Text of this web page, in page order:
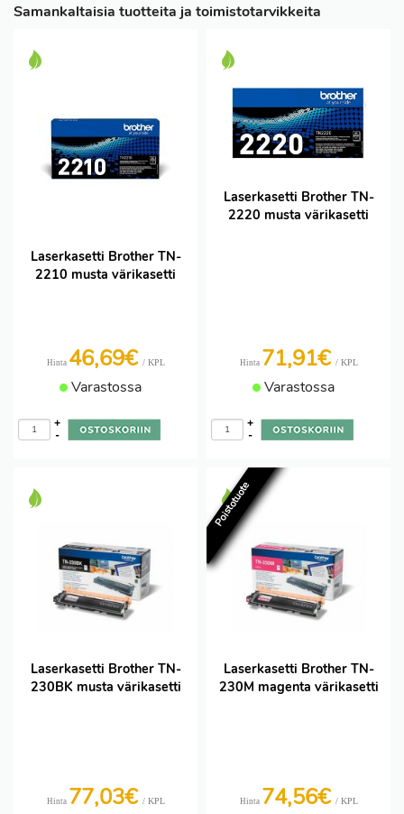
Samankaltaisia tuotteita ja toimistotarvikkeita
Laserkasetti Brother TN-
2210 musta värikasetti
Hinta 46,69€ / KPL
Varastossa
-
+
Laserkasetti Brother TN-
2220 musta värikasetti
Hinta 71,91€ / KPL
Varastossa
-
+
Laserkasetti Brother TN-
230BK musta värikasetti
Hinta 77,03€ / KPL
Poistotuote
Laserkasetti Brother TN-
230M magenta värikasetti
Hinta 74,56€ / KPL